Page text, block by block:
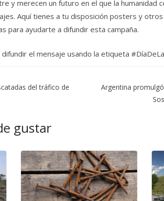
y merecen un futuro en el que la humanidad
Aquí tienes a tu disposición posters y otros
para ayudarte a difundir esta campaña.
el mensaje usando la etiqueta
del tráfico de
Argentina
gustar